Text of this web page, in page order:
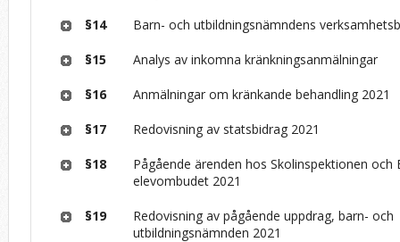
§14 Barn- och utbildningsnämndens
§15 Analys av inkomna kränkningsanmälningar
§16 Anmälningar om kränkande behandling 2021
§17 Redovisning av statsbidrag 2021
§18
Pågående ärenden hos Skolinspektionen och
elevombudet 2021
§19
Redovisning av pågående uppdrag, barn- och
utbildningsnämnden 2021